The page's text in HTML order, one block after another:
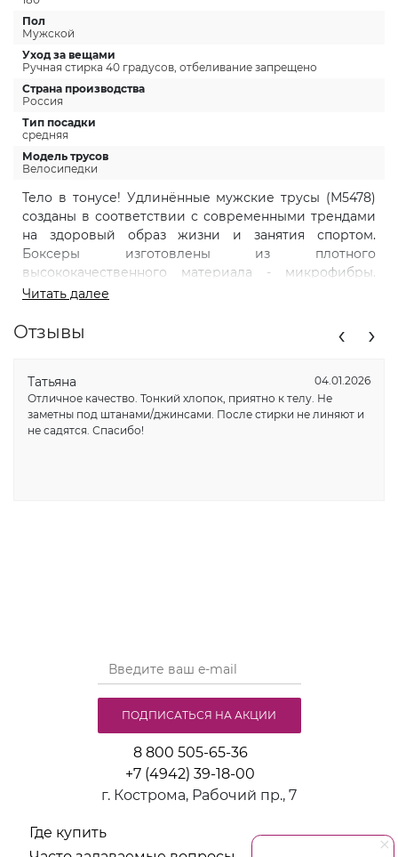
Пол
Мужской
Уход за вещами
Ручная стирка 40 градусов, отбеливание запрещено
Страна производства
Россия
Тип посадки
средняя
Модель трусов
Велосипедки
Тело в тонусе! Удлинённые мужские трусы (М5478)
созданы в соответствии с современными трендами
на здоровый образ жизни и занятия спортом.
Боксеры изготовлены из плотного
высококачественного материала - микрофибры.
Благодаря добавлению эластана изделие хорошо
максимальное удобство и комфорт. Спортивные
трусы сохраняют свою форму даже после частых
швов делает модель комфортной на каждый день и
для занятий спортом. Пояс из резинки с фирменным
логотипом добавляет эффектность и стильность. Это
мужское нижнее белье подходит для ежедневного
стандарта качества. Подойдут также в качестве
темробелья - как дополнительный слой в качестве
Читать далее
Отзывы
Татьяна
04.01.2026
Отличное качество. Тонкий хлопок, приятно к телу. Не
заметны под штанами/джинсами. После стирки не линяют и
не садятся. Спасибо!
‹ ›
8 800 505-65-36
+7 (4942) 39-18-00
г. Кострома, Рабочий пр., 7
Где купить
ПОДПИСАТЬСЯ НА АКЦИИ